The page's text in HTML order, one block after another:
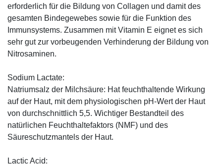
erforderlich für die Bildung von Collagen und damit des
gesamten Bindegewebes sowie für die Funktion des
Immunsystems. Zusammen mit Vitamin E eignet es sich
sehr gut zur vorbeugenden Verhinderung der Bildung von
Nitrosaminen.
Sodium Lactate:
Natriumsalz der Milchsäure: Hat feuchthaltende Wirkung
auf der Haut, mit dem physiologischen pH-Wert der Haut
von durchschnittlich 5,5. Wichtiger Bestandteil des
natürlichen Feuchthaltefaktors (NMF) und des
Säureschutzmantels der Haut.
Lactic Acid: